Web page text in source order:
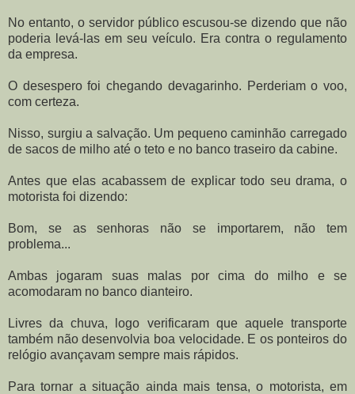
No entanto, o servidor público escusou-se dizendo que não
poderia levá-las em seu veículo. Era contra o regulamento
da empresa.
O desespero foi chegando devagarinho. Perderiam o voo,
com certeza.
Nisso, surgiu a salvação. Um pequeno caminhão carregado
de sacos de milho até o teto e no banco traseiro da cabine.
Antes que elas acabassem de explicar todo seu drama, o
motorista foi dizendo:
Bom, se as senhoras não se importarem, não tem
problema...
Ambas jogaram suas malas por cima do milho e se
acomodaram no banco dianteiro.
Livres da chuva, logo verificaram que aquele transporte
também não desenvolvia boa velocidade. E os ponteiros do
relógio avançavam sempre mais rápidos.
Para tornar a situação ainda mais tensa, o motorista, em